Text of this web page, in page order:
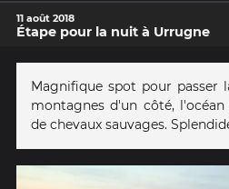
11 août 2018
Étape pour la nuit à Urrugne
Magnifique spot pour passer
montagnes d'un côté,
de chevaux sauvages.